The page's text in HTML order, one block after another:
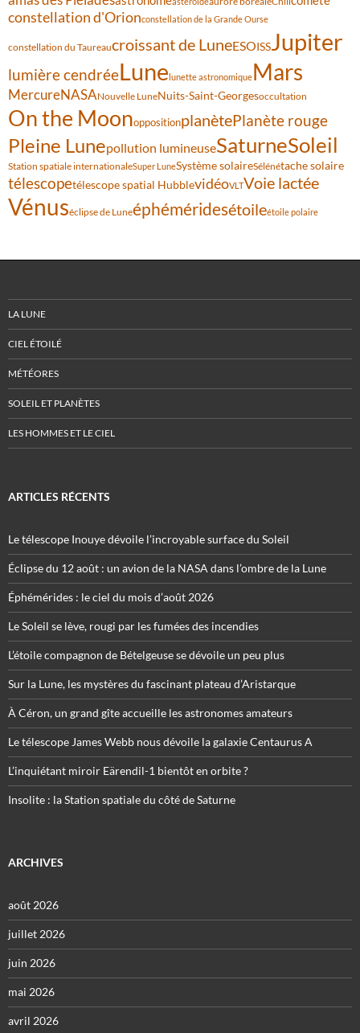
constellation d'Orionconstellation de la Grande Ourse
constellation du Taureaucroissant de LuneESOISSJupiter
lumière cendréeLunelunette astronomiqueMars
MercureNASANouvelle LuneNuits-Saint-Georgesoccultation
On the MoonoppositionplanètePlanète rouge
Pleine Lunepollution lumineuseSaturneSoleil
Station spatiale internationaleSuper LuneSystème solaireSélénétache solaire
télescopetélescope spatial HubblevidéoVLTVoie lactée
Vénuséclipse de Luneéphéméridesétoileétoile polaire
LA LUNE
CIEL ÉTOILÉ
MÉTÉORES
SOLEIL ET PLANÈTES
LES HOMMES ET LE CIEL
ARTICLES RÉCENTS
Le télescope Inouye dévoile l’incroyable surface du Soleil
Éclipse du 12 août : un avion de la NASA dans l’ombre de la Lune
Éphémérides : le ciel du mois d’août 2026
Le Soleil se lève, rougi par les fumées des incendies
L’étoile compagnon de Bételgeuse se dévoile un peu plus
Sur la Lune, les mystères du fascinant plateau d’Aristarque
À Céron, un grand gîte accueille les astronomes amateurs
Le télescope James Webb nous dévoile la galaxie Centaurus A
L’inquiétant miroir Eärendil-1 bientôt en orbite ?
Insolite : la Station spatiale du côté de Saturne
ARCHIVES
août 2026
juillet 2026
juin 2026
mai 2026
avril 2026